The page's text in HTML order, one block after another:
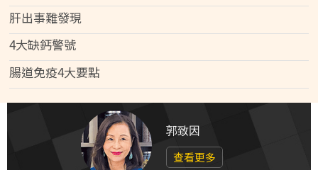
肝出事難發現
4大缺鈣警號
腸道免疫4大要點
郭致因
查看更多